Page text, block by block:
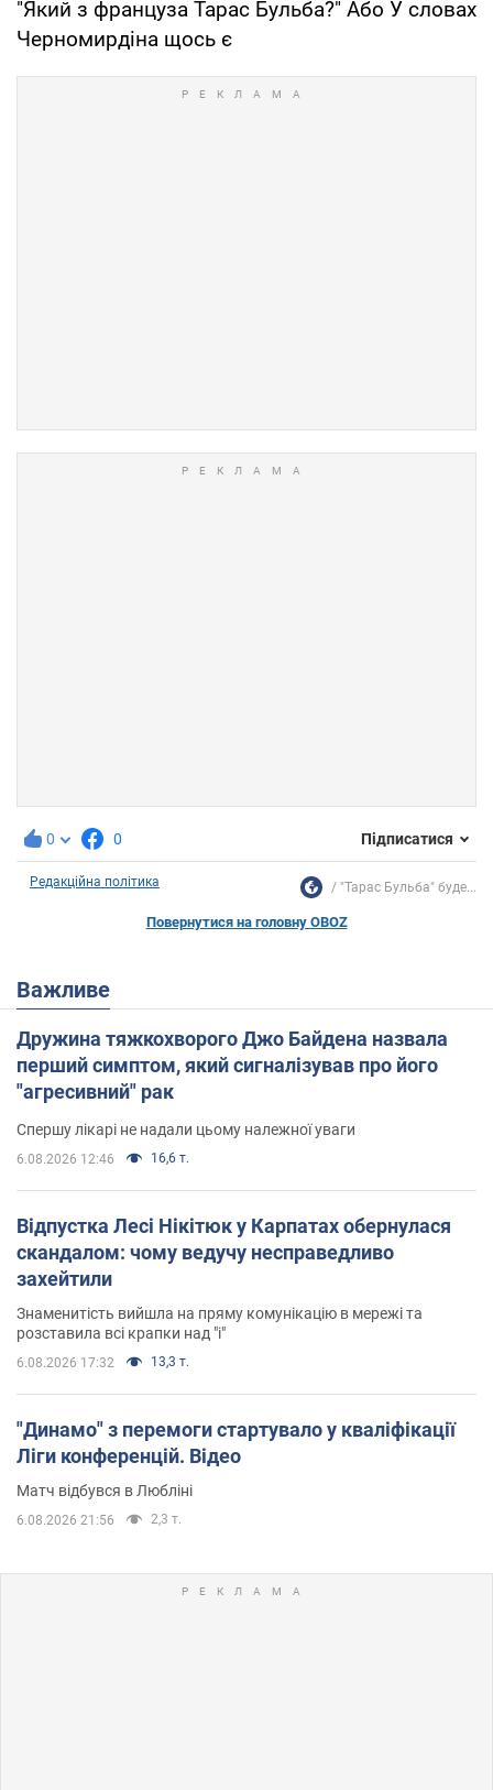
"Який з француза Тарас Бульба?" Або У словах
Черномирдіна щось є
0 0 Підписатися
Редакційна політика "Тарас Бульба" буде...
Повернутися на головну OBOZ
Важливе
Дружина тяжкохворого Джо Байдена назвала
перший симптом, який сигналізував про його
"агресивний" рак
Спершу лікарі не надали цьому належної уваги
6.08.2026 12:46 16,6 т.
Відпустка Лесі Нікітюк у Карпатах обернулася
скандалом: чому ведучу несправедливо
захейтили
Знаменитість вийшла на пряму комунікацію в мережі та
розставила всі крапки над "і"
6.08.2026 17:32 13,3 т.
"Динамо" з перемоги стартувало у кваліфікації
Ліги конференцій. Відео
Матч відбувся в Любліні
6.08.2026 21:56 2,3 т.